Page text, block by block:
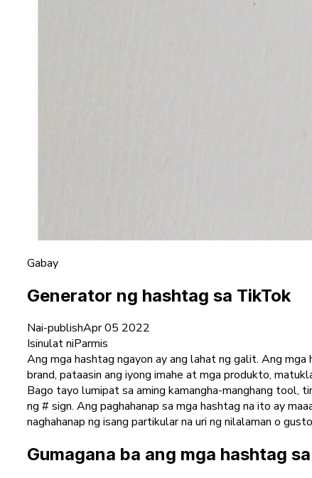
Gabay
Generator ng hashtag sa TikTok
Nai-publishApr 05 2022
Isinulat niParmis
Ang mga hashtag ngayon ay ang lahat ng galit. Ang
brand, pataasin ang iyong imahe at mga produkto,
Bago tayo lumipat sa aming kamangha-manghang tool,
ng # sign. Ang paghahanap sa mga hashtag na ito ay
naghahanap ng isang partikular na uri ng nilalaman o
Gumagana ba ang mga hashtag